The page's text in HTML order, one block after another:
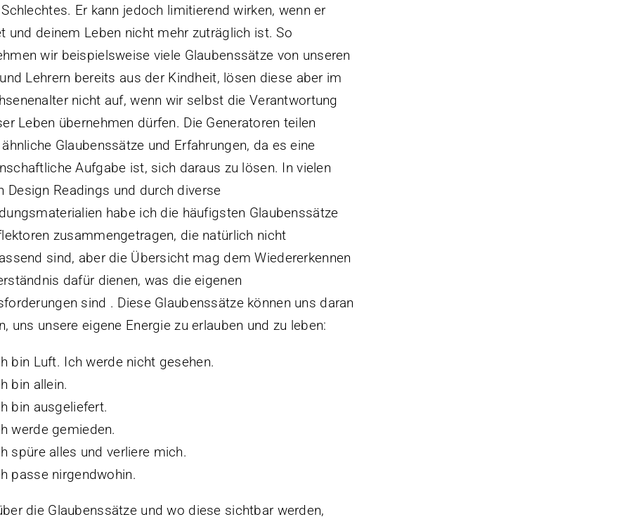
Er kann jedoch limitierend wirken, wenn er
und deinem Leben nicht mehr zuträglich ist. So
wir beispielsweise viele Glaubenssätze von unseren
Lehrern bereits aus der Kindheit, lösen diese aber im
nicht auf, wenn wir selbst die Verantwortung
Leben übernehmen dürfen. Die Generatoren teilen
Glaubenssätze und Erfahrungen, da es eine
Aufgabe ist, sich daraus zu lösen. In vielen
Design Readings und durch diverse
habe ich die häufigsten Glaubenssätze
zusammengetragen, die natürlich nicht
sind, aber die Übersicht mag dem Wiedererkennen
dafür dienen, was die eigenen
sind . Diese Glaubenssätze können uns daran
uns unsere eigene Energie zu erlauben und zu leben:
bin Luft. Ich werde nicht gesehen.
bin allein.
bin ausgeliefert.
werde gemieden.
spüre alles und verliere mich.
passe nirgendwohin.
die Glaubenssätze und wo diese sichtbar werden,